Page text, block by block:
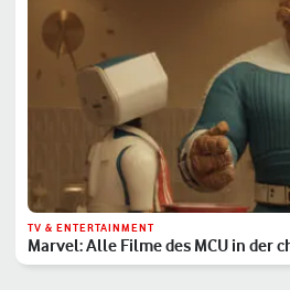
TV & ENTERTAINMENT
Marvel: Alle Filme des MCU in der
Reihenfolge